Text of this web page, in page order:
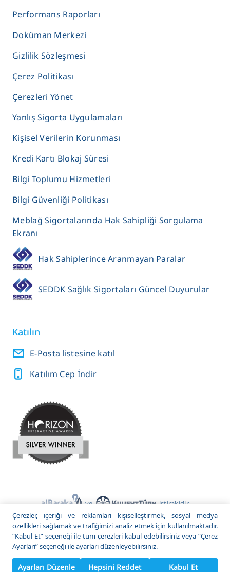
Çerezler, içeriği ve reklamları kişiselleştirmek, sosyal medya
özellikleri sağlamak ve trafiğimizi analiz etmek için kullanılmaktadır.
“Kabul Et” seçeneği ile tüm çerezleri kabul edebilirsiniz veya “Çerez
Ayarları” seçeneği ile ayarları düzenleyebilirsiniz.
Ayarları Düzenle Hepsini Reddet Kabul Et
Performans Raporları
Doküman Merkezi
Gizlilik Sözleşmesi
Çerez Politikası
Çerezleri Yönet
Yanlış Sigorta Uygulamaları
Kişisel Verilerin Korunması
Kredi Kartı Blokaj Süresi
Bilgi Toplumu Hizmetleri
Bilgi Güvenliği Politikası
Meblağ Sigortalarında Hak Sahipliği Sorgulama
Ekranı
Hak Sahiplerince Aranmayan Paralar
SEDDK Sağlık Sigortaları Güncel Duyurular
Katılın
E-Posta listesine katıl
Katılım Cep İndir
ve iştirakidir
© 2022 Katılım Emeklilik. Tüm Hakları Saklıdır.